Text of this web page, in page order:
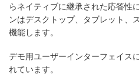
らネイティブに継承された応答性
ンはデスクトップ、タブレット、
機能します。
デモ用ユーザーインターフェイス
れています。